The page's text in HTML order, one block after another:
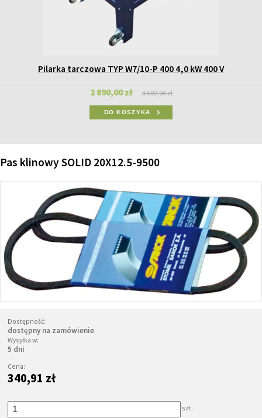
Pilarka tarczowa TYP W7/10-P 400 4,0 kW 400 V
2 890,00 zł 3 692,00 zł
DO KOSZYKA
Pas klinowy SOLID 20X12.5-9500
Dostępność:
dostępny na zamówienie
Wysyłka w:
5 dni
Cena:
340,91 zł
szt.